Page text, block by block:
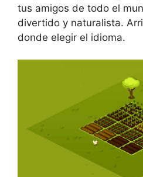
tus amigos de todo el
divertido y naturalista.
donde elegir el idioma.